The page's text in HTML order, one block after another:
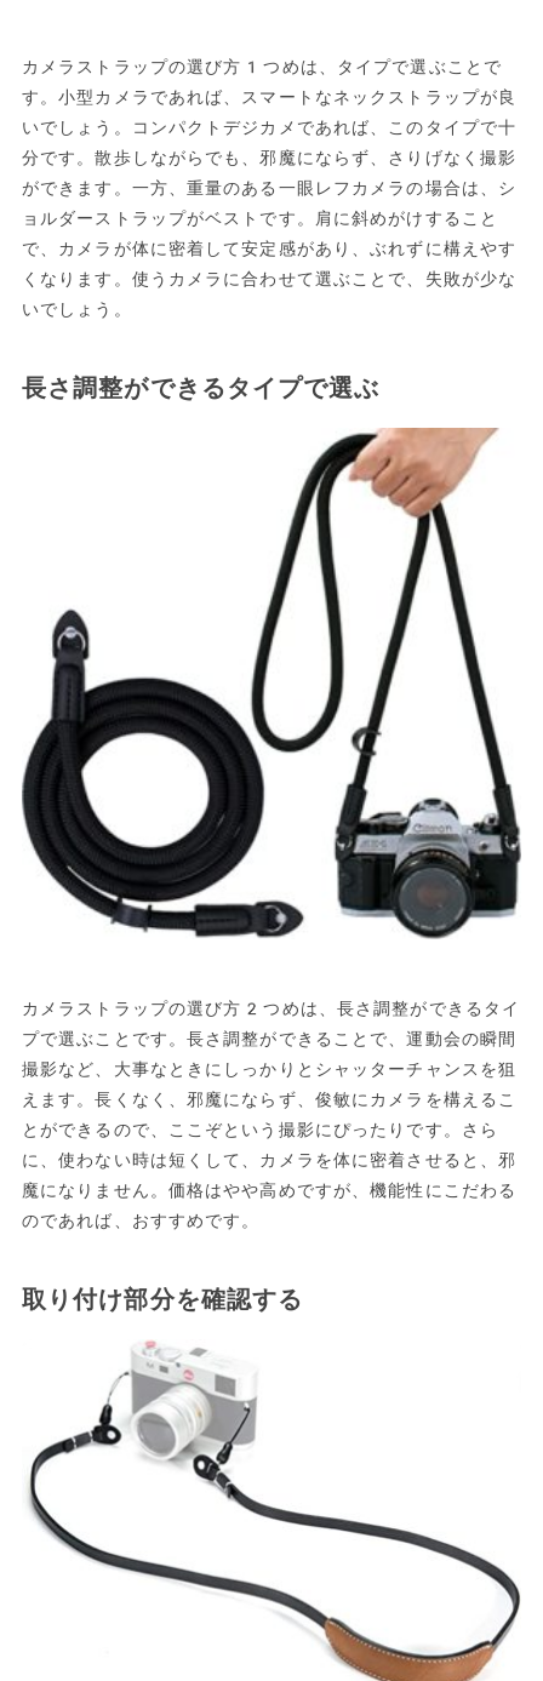
カメラストラップの選び方1つめは、タイプで選ぶことで
す。小型カメラであれば、スマートなネックストラップが良
いでしょう。コンパクトデジカメであれば、このタイプで十
分です。散歩しながらでも、邪魔にならず、さりげなく撮影
ができます。一方、重量のある一眼レフカメラの場合は、シ
ョルダーストラップがベストです。肩に斜めがけすること
で、カメラが体に密着して安定感があり、ぶれずに構えやす
くなります。使うカメラに合わせて選ぶことで、失敗が少な
いでしょう。
長さ調整ができるタイプで選ぶ
カメラストラップの選び方2つめは、長さ調整ができるタイ
プで選ぶことです。長さ調整ができることで、運動会の瞬間
撮影など、大事なときにしっかりとシャッターチャンスを狙
えます。長くなく、邪魔にならず、俊敏にカメラを構えるこ
とができるので、ここぞという撮影にぴったりです。さら
に、使わない時は短くして、カメラを体に密着させると、邪
魔になりません。価格はやや高めですが、機能性にこだわる
のであれば、おすすめです。
取り付け部分を確認する